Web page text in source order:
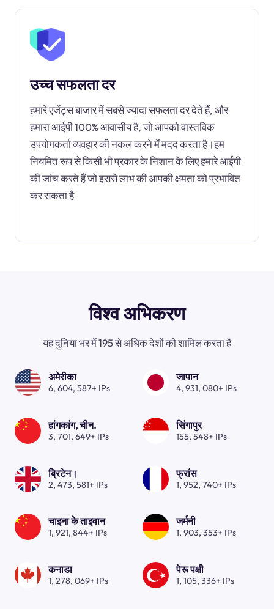
उच्च सफलता दर
हमारे एजेंट्स बाजार में सबसे ज्यादा सफलता दर देते हैं, और
हमारा आईपी 100% आवासीय है, जो आपको वास्तविक
उपयोगकर्ता व्यवहार की नकल करने में मदद करता है।हम
नियमित रूप से किसी भी प्रकार के निशान के लिए हमारे आईपी
की जांच करते हैं जो इससे लाभ की आपकी क्षमता को प्रभावित
कर सकता है
विश्व अभिकरण
यह दुनिया भर में 195 से अधिक देशों को शामिल करता है
अमेरीका
6, 604, 587+ IPs
जापान
4, 931, 080+ IPs
हांगकांग, चीन.
3, 701, 649+ IPs
सिंगापुर
155, 548+ IPs
ब्रिटेन।
2, 473, 581+ IPs
फ्रांस
1, 952, 740+ IPs
चाइना के ताइवान
1, 921, 844+ IPs
जर्मनी
1, 903, 353+ IPs
कनाडा
1, 278, 069+ IPs
पेरू पक्षी
1, 105, 336+ IPs